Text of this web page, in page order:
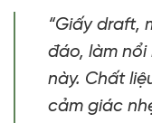
“Giấy draft,
đáo, làm
này. Chất
cảm giác